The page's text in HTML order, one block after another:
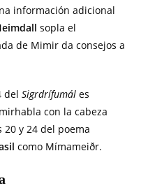
información adicional
sopla el
de Mimir da consejos a
delSigrdrífumál es
con la cabeza
y 24 del poema
como Mímameiðr.